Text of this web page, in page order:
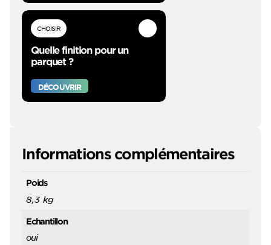
CHOISIR
Quelle finition pour un
parquet ?
DÉCOUVRIR
Informations complémentaires
Poids
8,3 kg
Echantillon
oui